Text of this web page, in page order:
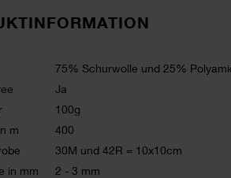
75% Schurwolle und 25%
Ja
100g
m
400
30M und 42R = 10x10cm
in mm
2 - 3 mm